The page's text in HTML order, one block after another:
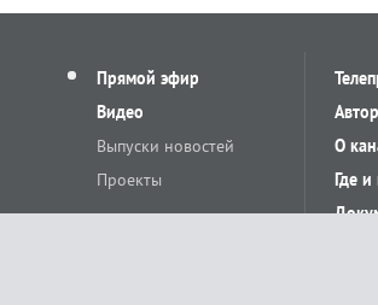
Прямой эфир
Видео
Выпуски новостей
Проекты
О
Где и